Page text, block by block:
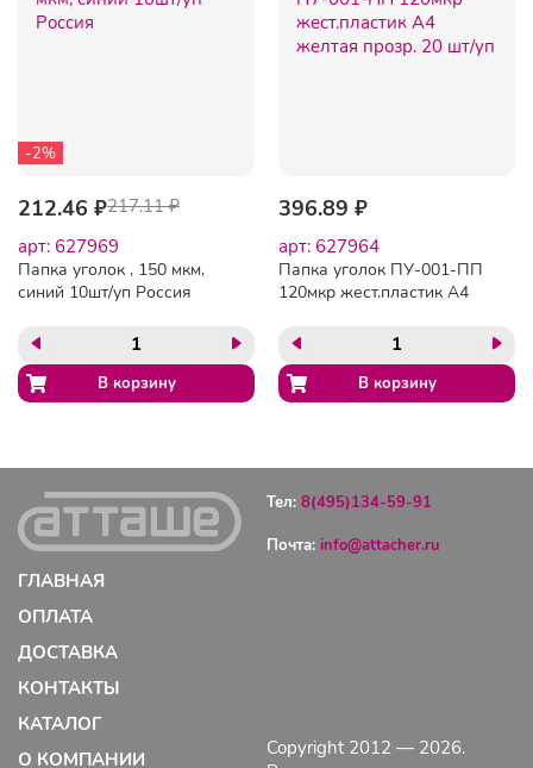
-2%
212.46 ₽217.11 ₽
арт: 627969
Папка уголок , 150 мкм,
синий 10шт/уп Россия
396.89 ₽
арт: 627964
Папка уголок ПУ-001-ПП
120мкр жест.пластик А4
Тел: 8(495)134-59-91
Почта: info@attacher.ru
ГЛАВНАЯ
ОПЛАТА
ДОСТАВКА
КОНТАКТЫ
КАТАЛОГ
О КОМПАНИИ
Copyright 2012 — 2026.